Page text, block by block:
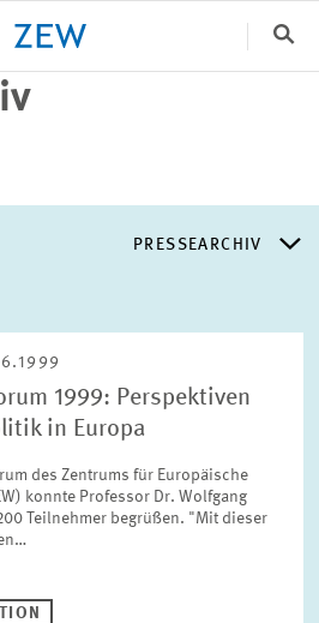
PRESSEARCHIV
PRESSEVERTEILER
EXPERTENLISTE
1999: Perspektiven
in Europa
des Zentrums für Europäische
konnte Professor Dr. Wolfgang
Teilnehmer begrüßen. "Mit dieser